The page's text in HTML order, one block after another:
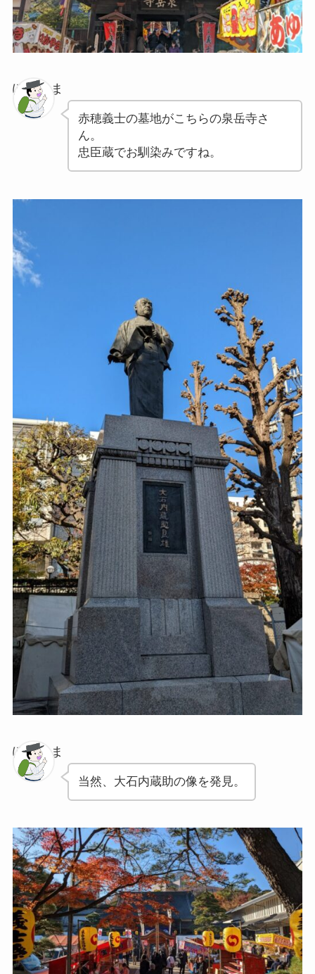
ぽちゃま
赤穂義士の墓地がこちらの泉岳寺さ
ん。
忠臣蔵でお馴染みですね。
ぽちゃま
当然、大石内蔵助の像を発見。